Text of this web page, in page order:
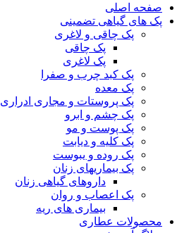
صفحه اصلی
پک های گیاهی تضمینی
پک چاقی و لاغری
پک چاقی
پک لاغری
پک کبد چرب و صفرا
پک معده
پک پروستات و مجاری ادراری
پک چشم و ابرو
پک پوست و مو
پک کلیه و دیابت
پک روده و یبوست
پک بیماریهای زنان
داروهای گیاهی زنان
پک اعصاب و روان
بیماری های ریه
محصولات عطاری